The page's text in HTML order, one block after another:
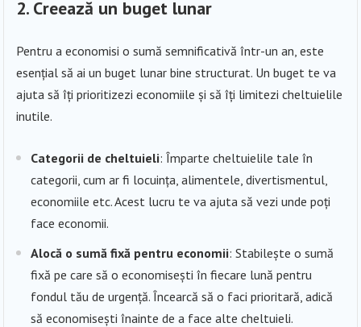
2. Creează un buget lunar
Pentru a economisi o sumă semnificativă într-un an, este
esențial să ai un buget lunar bine structurat. Un buget te va
ajuta să îți prioritizezi economiile și să îți limitezi cheltuielile
inutile.
Categorii de cheltuieli: Împarte cheltuielile tale în
categorii, cum ar fi locuința, alimentele, divertismentul,
economiile etc. Acest lucru te va ajuta să vezi unde poți
face economii.
Alocă o sumă fixă pentru economii: Stabilește o sumă
fixă pe care să o economisești în fiecare lună pentru
fondul tău de urgență. Încearcă să o faci prioritară, adică
să economisești înainte de a face alte cheltuieli.